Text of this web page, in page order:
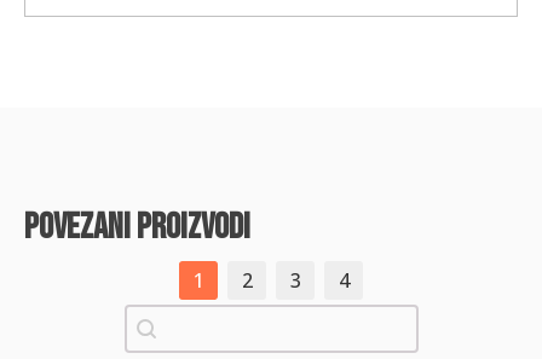
povezani proizvodi
1 2 3
4
Pretraži